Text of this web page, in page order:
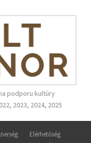
podporu kultúry
2023, 2024, 2025
Elérhetőség